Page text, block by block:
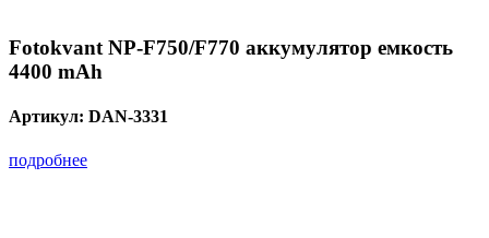
Fotokvant NP-F750/F770 аккумулятор емкость
4400 mAh
Артикул: DAN-3331
подробнее